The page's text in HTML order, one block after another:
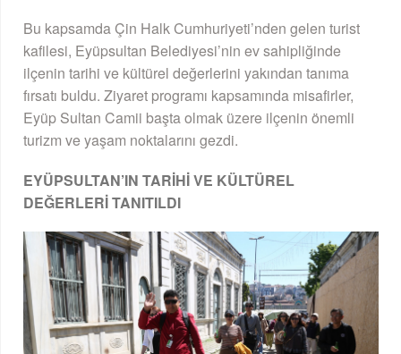
Bu kapsamda Çin Halk Cumhuriyeti’nden gelen turist
kafilesi, Eyüpsultan Belediyesi’nin ev sahipliğinde
ilçenin tarihi ve kültürel değerlerini yakından tanıma
fırsatı buldu. Ziyaret programı kapsamında misafirler,
Eyüp Sultan Camii başta olmak üzere ilçenin önemli
turizm ve yaşam noktalarını gezdi.
EYÜPSULTAN’IN TARİHİ VE KÜLTÜREL
DEĞERLERİ TANITILDI